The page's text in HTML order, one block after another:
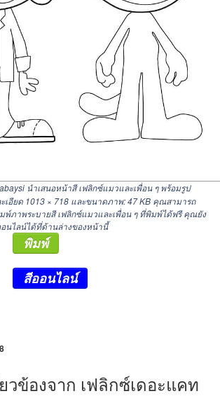
นำเสนอหน้าสี เฟลิกซ์แมวและเพื่อน ๆ พร้อมรูป
เอียด 1013 × 718 และขนาดภาพ: 47 KB คุณสามารถ
พ์ภาพระบายสี เฟลิกซ์แมวและเพื่อน ๆ ที่พิมพ์ได้ฟรี คุณยัง
นไลน์ได้ที่ด้านล่างของหน้านี้
พิมพ์
สีออนไลน์
วข้องจาก เฟลิกซ์เดอะแคท